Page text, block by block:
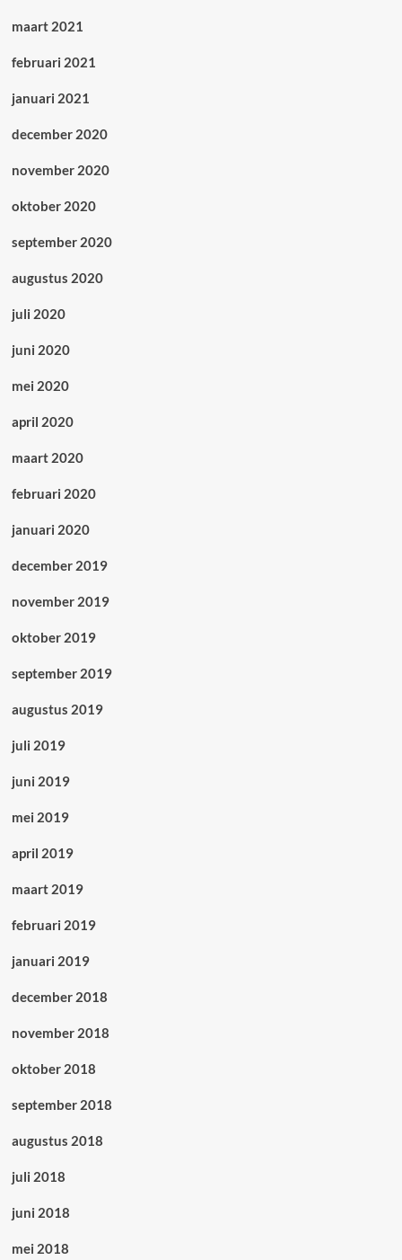
maart 2021
februari 2021
januari 2021
december 2020
november 2020
oktober 2020
september 2020
augustus 2020
juli 2020
juni 2020
mei 2020
april 2020
maart 2020
februari 2020
januari 2020
december 2019
november 2019
oktober 2019
september 2019
augustus 2019
juli 2019
juni 2019
mei 2019
april 2019
maart 2019
februari 2019
januari 2019
december 2018
november 2018
oktober 2018
september 2018
augustus 2018
juli 2018
juni 2018
mei 2018